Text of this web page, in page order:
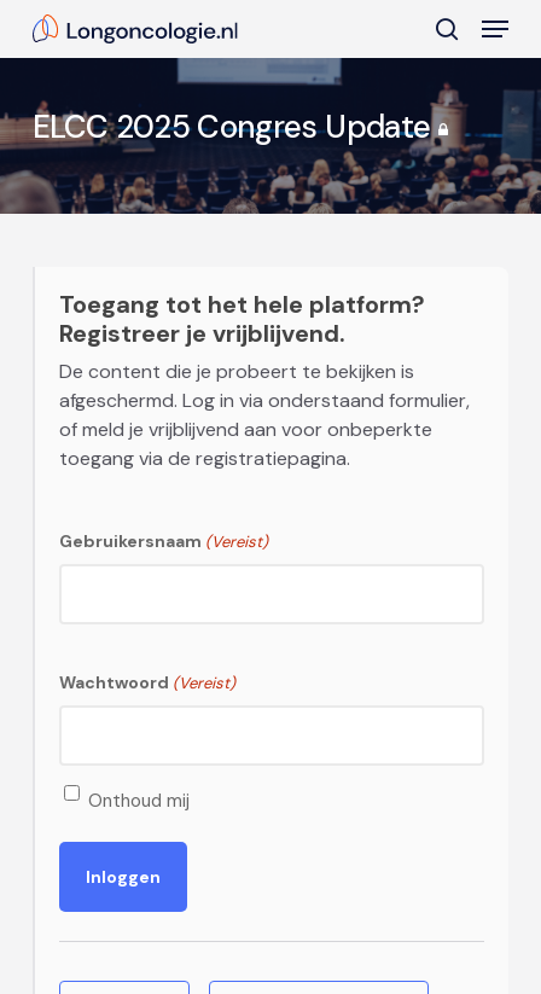
content
search
Menu
ELCC 2025 Congres Update
Toegang tot het hele platform?
Registreer je vrijblijvend.
De content die je probeert te bekijken is
afgeschermd. Log in via onderstaand formulier,
of meld je vrijblijvend aan voor onbeperkte
toegang via de registratiepagina.
Gebruikersnaam (Vereist)
Wachtwoord (Vereist)
Onthoud mij
Menu